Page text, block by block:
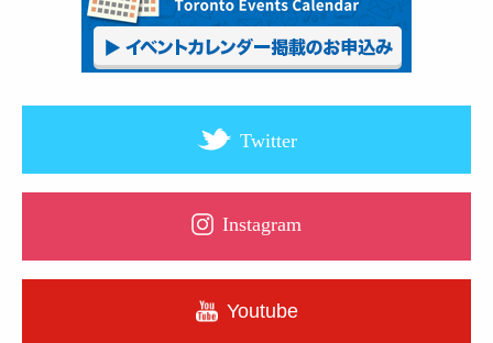
Twitter
Instagram
Youtube